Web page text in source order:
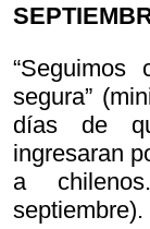
segura”
días de
ingresaran
a
septiembre).